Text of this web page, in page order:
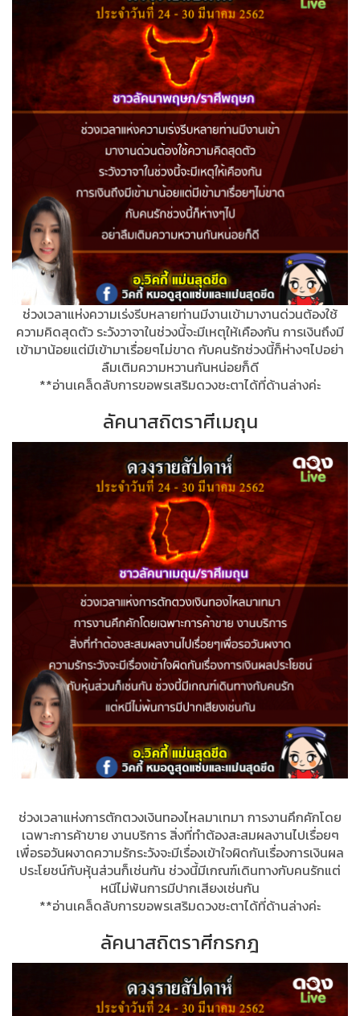
ช่วงเวลาแห่งความเร่งรีบหลายท่านมีงานเข้ามางานด่วนต้องใช้
ความคิดสุดตัว ระวังวาจาในช่วงนี้จะมีเหตุให้เคืองกัน การเงินถึงมี
เข้ามาน้อยแต่มีเข้ามาเรื่อยๆไม่ขาด กับคนรักช่วงนี้ก็ห่างๆไปอย่า
ลืมเติมความหวานกันหน่อยก็ดี
**อ่านเคล็ดลับการขอพรเสริมดวงชะตาได้ที่ด้านล่างค่ะ
ลัคนาสถิตราศีเมถุน
ช่วงเวลาแห่งการตักตวงเงินทองไหลมาเทมา การงานคึกคักโดย
เฉพาะการค้าขาย งานบริการ สิ่งที่ทำต้องสะสมผลงานไปเรื่อยๆ
เพื่อรอวันผงาดความรักระวังจะมีเรื่องเข้าใจผิดกันเรื่องการเงินผล
ประโยชน์กับหุ้นส่วนก็เช่นกัน ช่วงนี้มีเกณฑ์เดินทางกับคนรักแต่
หนีไม่พ้นการมีปากเสียงเช่นกัน
**อ่านเคล็ดลับการขอพรเสริมดวงชะตาได้ที่ด้านล่างค่ะ
ลัคนาสถิตราศีกรกฎ